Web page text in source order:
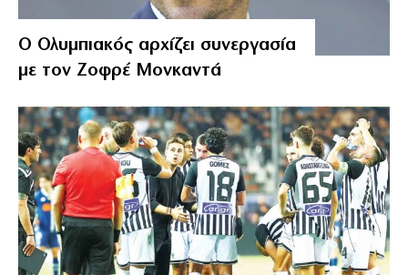
Ο Ολυμπιακός αρχίζει συνεργασία
με τον Ζοφρέ Μονκαντά